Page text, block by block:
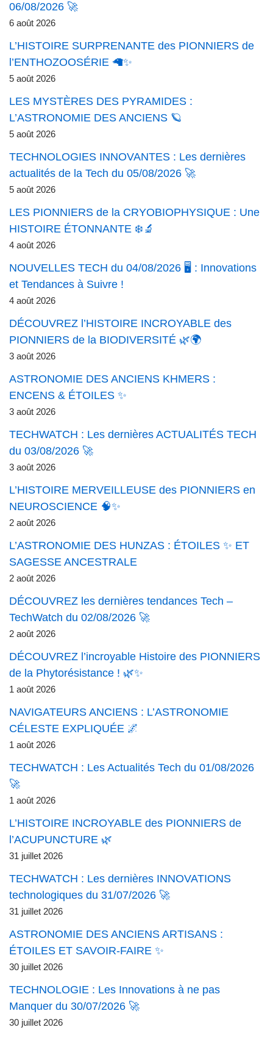
06/08/2026 🚀
6 août 2026
L’HISTOIRE SURPRENANTE des PIONNIERS de
l’ENTHOZOOSÉRIE 🦙✨
5 août 2026
LES MYSTÈRES DES PYRAMIDES :
L’ASTRONOMIE DES ANCIENS 🪐
5 août 2026
TECHNOLOGIES INNOVANTES : Les dernières
actualités de la Tech du 05/08/2026 🚀
5 août 2026
LES PIONNIERS de la CRYOBIOPHYSIQUE : Une
HISTOIRE ÉTONNANTE ❄️🔬
4 août 2026
NOUVELLES TECH du 04/08/2026 🖥️ : Innovations
et Tendances à Suivre !
4 août 2026
DÉCOUVREZ l’HISTOIRE INCROYABLE des
PIONNIERS de la BIODIVERSITÉ 🌿🌍
3 août 2026
ASTRONOMIE DES ANCIENS KHMERS :
ENCENS & ÉTOILES ✨
3 août 2026
TECHWATCH : Les dernières ACTUALITÉS TECH
du 03/08/2026 🚀
3 août 2026
L’HISTOIRE MERVEILLEUSE des PIONNIERS en
NEUROSCIENCE 🧠✨
2 août 2026
L’ASTRONOMIE DES HUNZAS : ÉTOILES ✨ ET
SAGESSE ANCESTRALE
2 août 2026
DÉCOUVREZ les dernières tendances Tech –
TechWatch du 02/08/2026 🚀
2 août 2026
DÉCOUVREZ l’incroyable Histoire des PIONNIERS
de la Phytorésistance ! 🌿✨
1 août 2026
NAVIGATEURS ANCIENS : L’ASTRONOMIE
CÉLESTE EXPLIQUÉE 🌌
1 août 2026
TECHWATCH : Les Actualités Tech du 01/08/2026
🚀
1 août 2026
L’HISTOIRE INCROYABLE des PIONNIERS de
l’ACUPUNCTURE 🌿
31 juillet 2026
TECHWATCH : Les dernières INNOVATIONS
technologiques du 31/07/2026 🚀
31 juillet 2026
ASTRONOMIE DES ANCIENS ARTISANS :
ÉTOILES ET SAVOIR-FAIRE ✨
30 juillet 2026
TECHNOLOGIE : Les Innovations à ne pas
Manquer du 30/07/2026 🚀
30 juillet 2026